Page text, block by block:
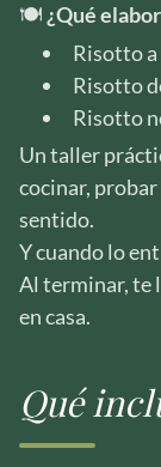
🍽️ ¿Qué
Risotto a
Risotto
Risotto
Un taller
cocinar,
sentido.
Y cuando lo
Al terminar, te
en casa.
Qué